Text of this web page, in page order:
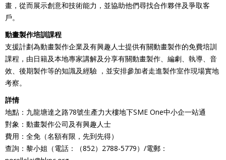
畫，從而展示創意和技術能力，並協助他們尋找合作夥伴及爭取客
戶。
動畫製作培訓課程
支援計劃為動畫製作企業及有興趣人士提供有關動畫製作的免費培訓
課程，由日籍及本地專家講解及分享有關動畫製作、編劇、執導、音
效、後期製作等的知識及經驗 ，並安排參加者走進製作室作現場實地
考察。
詳情
地點：九龍塘達之路78號生產力大樓地下SME One中小企一站通
對象：動畫製作公司及有興趣人士
費用：全免（名額有限，先到先得）
查詢：黎小姐（電話：（852）2788-5779）/電郵：